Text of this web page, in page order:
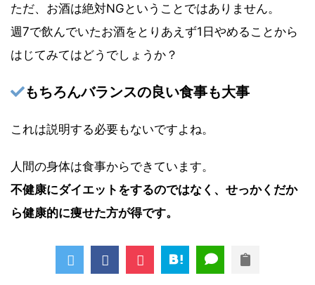
ただ、お酒は絶対NGということではありません。
週7で飲んでいたお酒をとりあえず1日やめることから
はじてみてはどうでしょうか？
もちろんバランスの良い食事も大事
これは説明する必要もないですよね。
人間の身体は食事からできています。
不健康にダイエットをするのではなく、せっかくだか
ら健康的に痩せた方が得です。